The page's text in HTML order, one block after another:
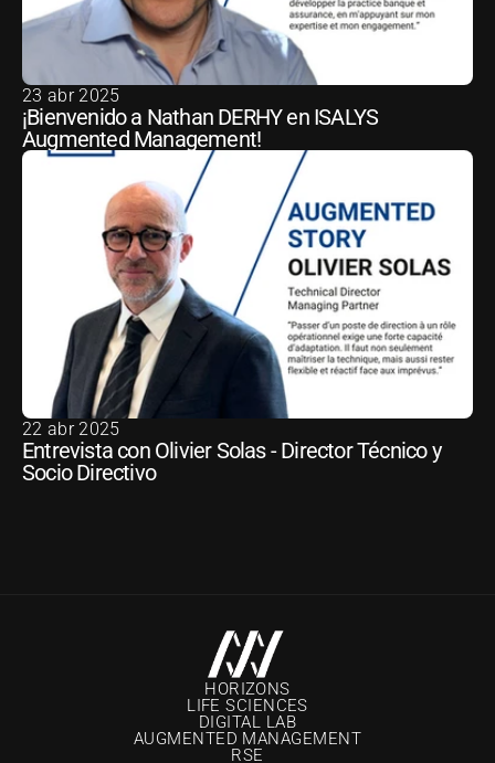
23 abr 2025
¡Bienvenido a Nathan DERHY en ISALYS
Augmented Management!
22 abr 2025
Entrevista con Olivier Solas - Director Técnico y
Socio Directivo
HORIZONS
LIFE SCIENCES
DIGITAL LAB
AUGMENTED MANAGEMENT
RSE